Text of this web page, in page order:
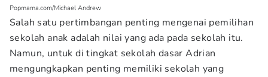
Popmama.com/Michael Andrew
Salah satu pertimbangan penting mengenai pemilihan
sekolah anak adalah nilai yang ada pada sekolah itu.
Namun, untuk di tingkat sekolah dasar Adrian
mengungkapkan penting memiliki sekolah yang